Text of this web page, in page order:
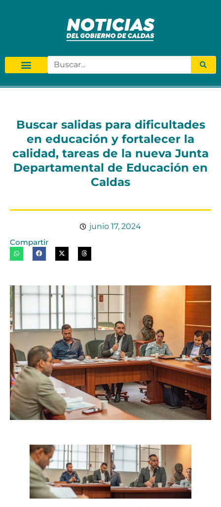
Buscar salidas para dificultades
en educación y fortalecer la
calidad, tareas de la nueva Junta
Departamental de Educación en
Caldas
junio 17, 2024
Compartir